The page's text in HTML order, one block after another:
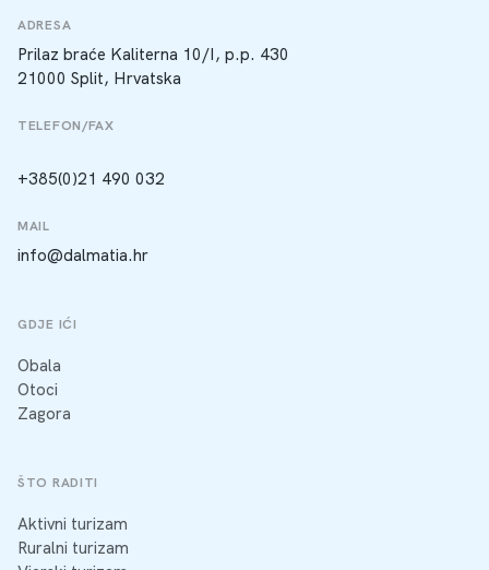
ADRESA
Prilaz braće Kaliterna 10/I, p.p. 430
21000 Split, Hrvatska
TELEFON/FAX
+385(0)21 490 032
MAIL
info@dalmatia.hr
GDJE IĆI
Obala
Otoci
Zagora
ŠTO RADITI
Aktivni turizam
Ruralni turizam